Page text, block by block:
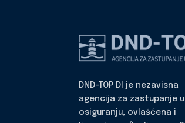
DND-TOP DI je nezavisna
agencija za zastupanje u
osiguranju, ovlašćena i